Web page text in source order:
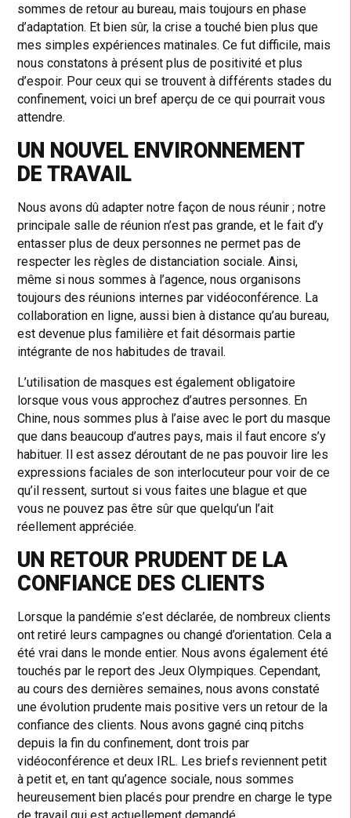
sommes de retour au bureau, mais toujours en phase
d’adaptation. Et bien sûr, la crise a touché bien plus que
mes simples expériences matinales. Ce fut difficile, mais
nous constatons à présent plus de positivité et plus
d’espoir. Pour ceux qui se trouvent à différents stades du
confinement, voici un bref aperçu de ce qui pourrait vous
attendre.
UN NOUVEL ENVIRONNEMENT
DE TRAVAIL
Nous avons dû adapter notre façon de nous réunir ; notre
principale salle de réunion n’est pas grande, et le fait d’y
entasser plus de deux personnes ne permet pas de
respecter les règles de distanciation sociale. Ainsi,
même si nous sommes à l’agence, nous organisons
toujours des réunions internes par vidéoconférence. La
collaboration en ligne, aussi bien à distance qu’au bureau,
est devenue plus familière et fait désormais partie
intégrante de nos habitudes de travail.
L’utilisation de masques est également obligatoire
lorsque vous vous approchez d’autres personnes. En
Chine, nous sommes plus à l’aise avec le port du masque
que dans beaucoup d’autres pays, mais il faut encore s’y
habituer. Il est assez déroutant de ne pas pouvoir lire les
expressions faciales de son interlocuteur pour voir de ce
qu’il ressent, surtout si vous faites une blague et que
vous ne pouvez pas être sûr que quelqu’un l’ait
réellement appréciée.
UN RETOUR PRUDENT DE LA
CONFIANCE DES CLIENTS
Lorsque la pandémie s’est déclarée, de nombreux clients
ont retiré leurs campagnes ou changé d’orientation. Cela a
été vrai dans le monde entier. Nous avons également été
touchés par le report des Jeux Olympiques. Cependant,
au cours des dernières semaines, nous avons constaté
une évolution prudente mais positive vers un retour de la
confiance des clients. Nous avons gagné cinq pitchs
depuis la fin du confinement, dont trois par
vidéoconférence et deux IRL. Les briefs reviennent petit
à petit et, en tant qu’agence sociale, nous sommes
heureusement bien placés pour prendre en charge le type